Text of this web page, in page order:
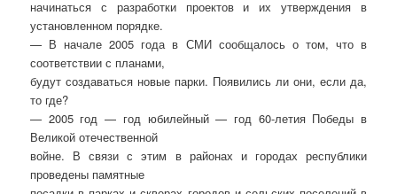
начинаться с разработки проектов и их утверждения в
установленном порядке.
— В начале 2005 года в СМИ сообщалось о том, что в
соответствии с планами,
будут создаваться новые парки. Появились ли они, если да,
то где?
— 2005 год — год юбилейный — год 60-летия Победы в
Великой отечественной
войне. В связи с этим в районах и городах республики
проведены памятные